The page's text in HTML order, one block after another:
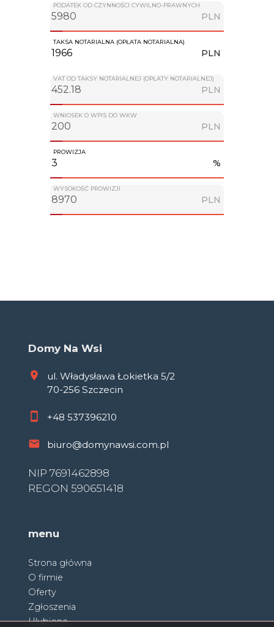
PODATEK OD CZYNNOŚCI CYWILNO-PRAWNYCH
PLN
TAKSA NOTARIALNA (OPŁATA NOTARIALNA)
PLN
VAT OD TAKSY NOTARIALNEJ (OPŁATY NOTARIALNEJ)
PLN
WNIOSEK O WPIS DO WKW
PLN
PROWIZJA
%
WYSOKOŚĆ PROWIZJI
PLN
Domy Na Wsi
ul. Władysława Łokietka 5/2
70-256 Szczecin
+48 537396210
biuro@domynawsi.com.pl
NIP 7691462898
REGON 590651418
menu
Strona główna
O firmie
Oferty
Zgłoszenia
Ulubione